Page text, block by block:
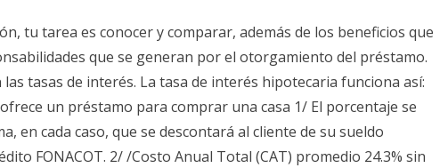
tu tarea es conocer y comparar, además de los beneficios que
que se generan por el otorgamiento del préstamo.
tasas de interés. La tasa de interés hipotecaria funciona así:
un préstamo para comprar una casa 1/ El porcentaje se
en cada caso, que se descontará al cliente de su sueldo
FONACOT. 2/ /Costo Anual Total (CAT) promedio 24.3% sin